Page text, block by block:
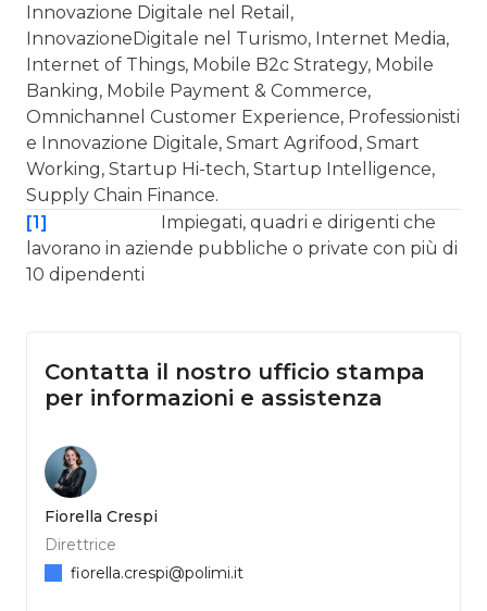
Innovazione Digitale nel Retail,
InnovazioneDigitale nel Turismo, Internet Media,
Internet of Things, Mobile B2c Strategy, Mobile
Banking, Mobile Payment & Commerce,
Omnichannel Customer Experience, Professionisti
e Innovazione Digitale, Smart Agrifood, Smart
Working, Startup Hi-tech, Startup Intelligence,
Supply Chain Finance.
[1]
Impiegati, quadri e dirigenti che
lavorano in aziende pubbliche o private con più di
10 dipendenti
Contatta il nostro ufficio stampa
per informazioni e assistenza
Fiorella Crespi
Direttrice
fiorella.crespi@polimi.it